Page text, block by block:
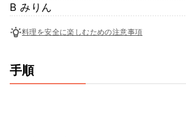
B みりん
料理を安全に楽しむための注意事項
手順